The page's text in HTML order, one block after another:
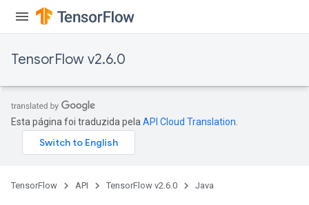
TensorFlow v2.6.0
Esta página foi traduzida pela API Cloud Translation
TensorFlow API TensorFlow v2.6.0 Java